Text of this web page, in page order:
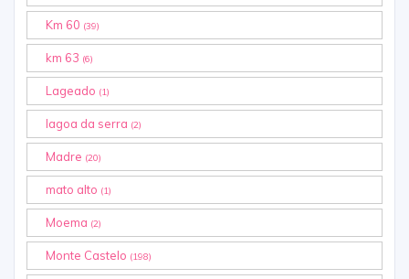
Km 60 (39)
km 63 (6)
Lageado (1)
lagoa da serra (2)
Madre (20)
mato alto (1)
Moema (2)
Monte Castelo (198)